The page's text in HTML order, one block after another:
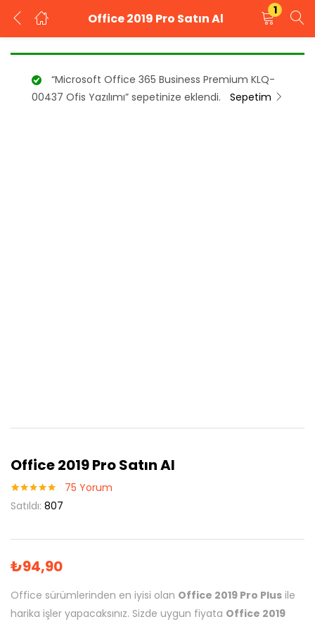
Office 2019 Pro Satın Al
1
GIRIŞ YAP
KAYIT OL
Kullanıcı adınızı ve şifrenizi girin.
“Microsoft Office 365 Business Premium KLQ-
00437 Ofis Yazılımı” sepetinize eklendi.
Sepetim
Office 2019 Pro Satın Al
müşteri
puanına
5.00puan
75 Yorum
Satıldı: 807
₺94,90
Office sürümlerinden en iyisi olan Office 2019 Pro Plus ile
harika işler yapacaksınız. Sizde uygun fiyata Office 2019